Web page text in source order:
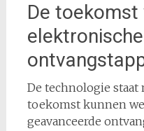
De toekomst
elektronische
De technologie
toekomst kunnen
geavanceerde